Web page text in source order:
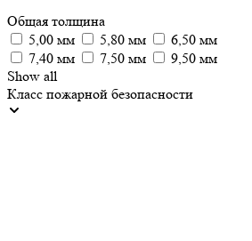
Общая толщина
5,00 мм
5,80 мм
6,50 мм
7,40 мм
7,50 мм
9,50 мм
Show all
Класс пожарной безопасности